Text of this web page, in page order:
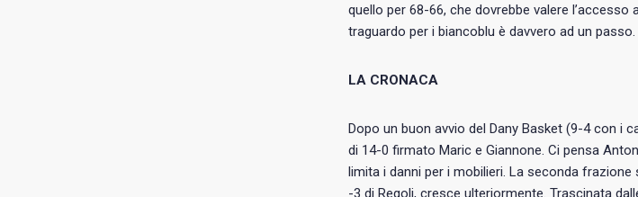
quello per 68-66, che dovrebbe valere
traguardo per i biancoblu è davvero ad un passo.
LA CRONACA
Dopo un buon avvio del Dany Basket (9-4 con i
di 14-0 firmato Maric e Giannone. Ci pensa
limita i danni per i mobilieri. La seconda
-3 di Regoli, cresce ulteriormente. Trascinata